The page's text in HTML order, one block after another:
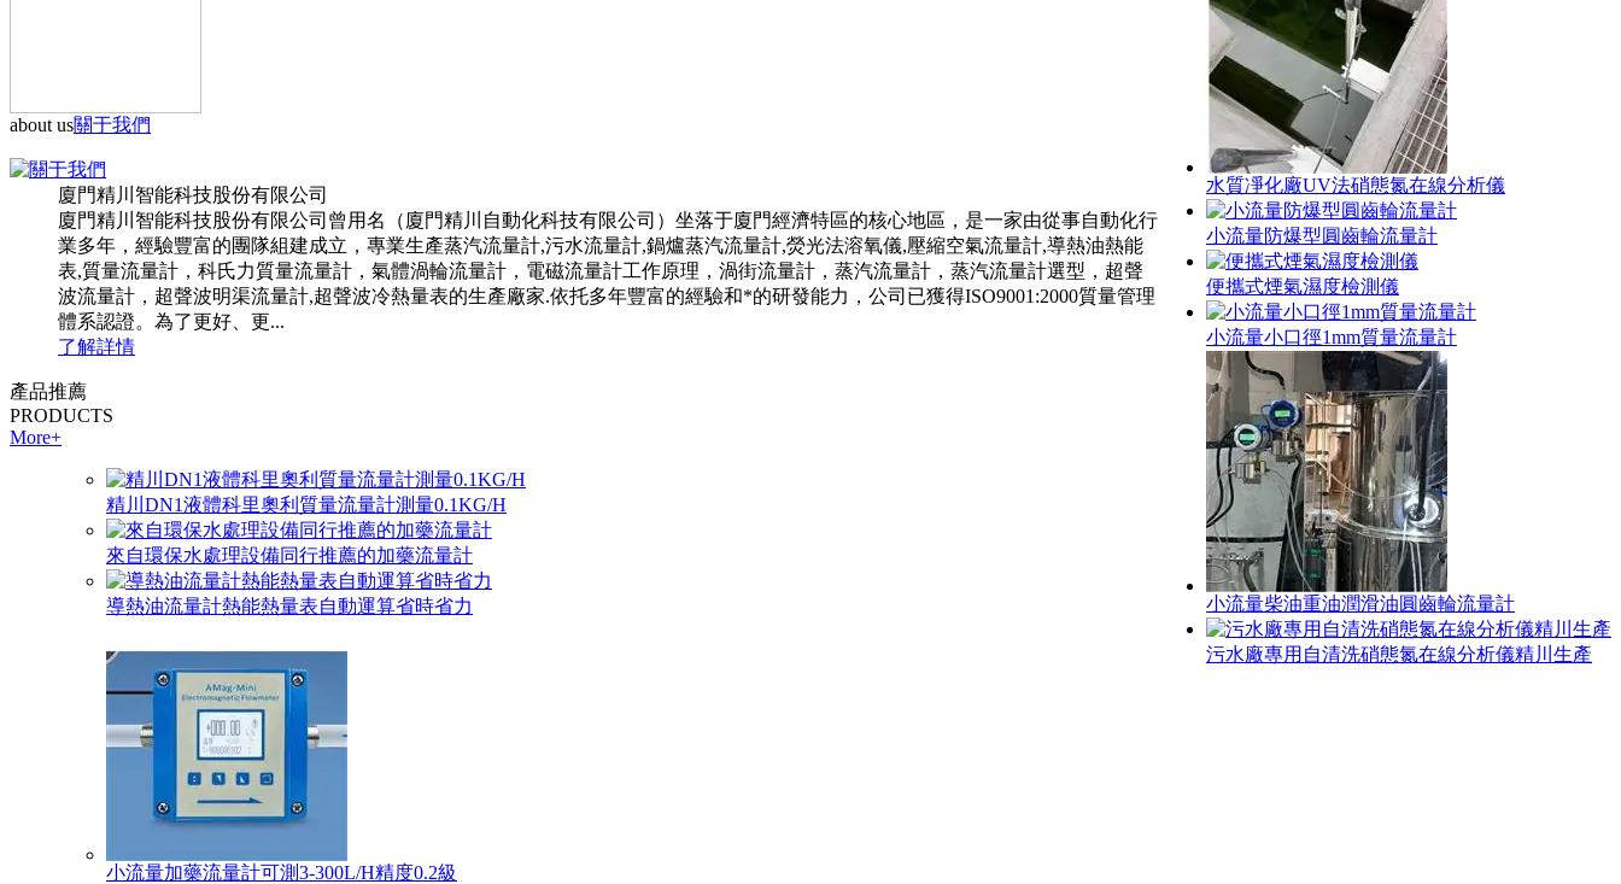
水質凈化廠UV法硝態氮在線分析儀
小流量防爆型圓齒輪流量計
便攜式煙氣濕度檢測儀
小流量小口徑1mm質量流量計
小流量柴油重油潤滑油圓齒輪流量計
污水廠專用自清洗硝態氮在線分析儀精川生產
about us關于我們
廈門精川智能科技股份有限公司
廈門精川智能科技股份有限公司曾用名（廈門精川自動化科技有限公司）坐落于廈門經濟特區的核心地區，是一家由從事自動化行
業多年，經驗豐富的團隊組建成立，專業生產蒸汽流量計,污水流量計,鍋爐蒸汽流量計,熒光法溶氧儀,壓縮空氣流量計,導熱油熱能
表,質量流量計，科氏力質量流量計，氣體渦輪流量計，電磁流量計工作原理，渦街流量計，蒸汽流量計，蒸汽流量計選型，超聲
波流量計，超聲波明渠流量計,超聲波冷熱量表的生產廠家.依托多年豐富的經驗和*的研發能力，公司已獲得ISO9001:2000質量管理
體系認證。為了更好、更...
了解詳情
產品推薦
PRODUCTS
More+
精川DN1液體科里奧利質量流量計測量0.1KG/H
來自環保水處理設備同行推薦的加藥流量計
導熱油流量計熱能熱量表自動運算省時省力
小流量加藥流量計可測3-300L/H精度0.2級